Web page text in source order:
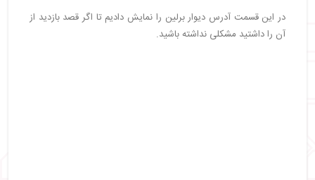
در این قسمت آدرس دیوار برلین را نمایش دادیم تا اگر قصد بازدید از
آن را داشتید مشکلی نداشته باشید.